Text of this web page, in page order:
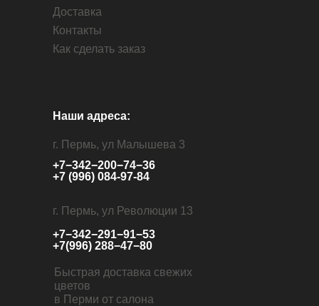
г. Пермь, ул Революции 13
г. Пермь, ул Малышева 3
+7−342−291−91−53
+7(996) 288−47−80
+7−342−200−74−36
+7 (996) 084-97-84
Наши адреса:
Доставка
Контакты
Как сделать заказ
Быстрая доставка свежих
цветов
в Перми от салона